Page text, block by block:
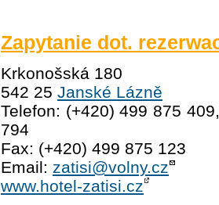
Zapytanie dot.
Krkonošská 180
542 25 Janské Lázně
Telefon: (+420) 499 875
794
Fax: (+420) 499 875 123
Email: zatisi@volny.cz
www.hotel-zatisi.cz